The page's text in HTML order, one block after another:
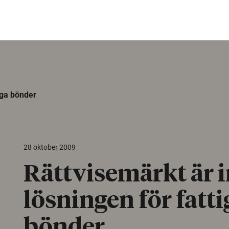
bönder
28 oktober 2009
Rättvisemärkt är
lösningen för